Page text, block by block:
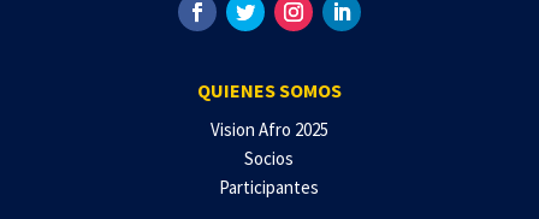
QUIENES SOMOS
Vision Afro 2025
Socios
Participantes